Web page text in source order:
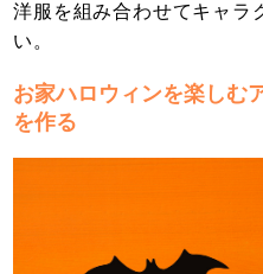
洋服を組み合わせてキャラ
い。
お家ハロウィンを楽しむ
を作る